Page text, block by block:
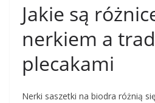
Jakie są
nerkiem a
plecakami
Nerki saszetki na biodra różnią